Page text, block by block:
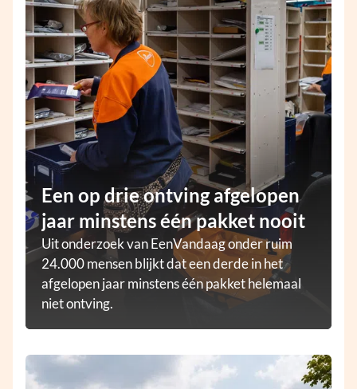
Een op drie ontving afgelopen
jaar minstens één pakket nooit
Uit onderzoek van EenVandaag onder ruim
24.000 mensen blijkt dat een derde in het
afgelopen jaar minstens één pakket helemaal
niet ontving.